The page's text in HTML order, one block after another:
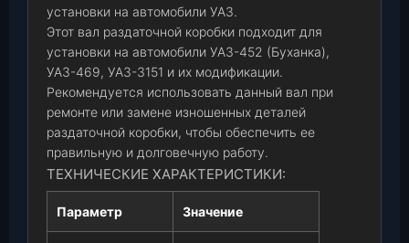
установки на автомобили УАЗ.
Этот вал раздаточной коробки подходит для
установки на автомобили УАЗ-452 (Буханка),
УАЗ-469, УАЗ-3151 и их модификации.
Рекомендуется использовать данный вал при
ремонте или замене изношенных деталей
раздаточной коробки, чтобы обеспечить ее
правильную и долговечную работу.
ТЕХНИЧЕСКИЕ ХАРАКТЕРИСТИКИ:
Параметр Значение